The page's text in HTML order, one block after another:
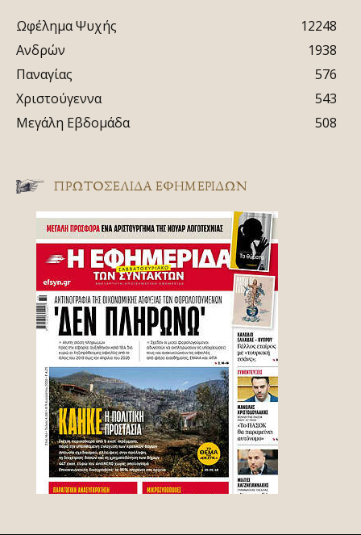
Ωφέλημα Ψυχής
12248
Ανδρών
1938
Παναγίας
576
Χριστούγεννα
543
Μεγάλη Εβδομάδα
508
ΠΡΩΤΟΣΈΛΙΔΑ ΕΦΗΜΕΡΊΔΩΝ